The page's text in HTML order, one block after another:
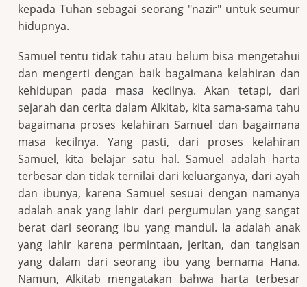
kepada Tuhan sebagai seorang "nazir" untuk seumur
hidupnya.
Samuel tentu tidak tahu atau belum bisa mengetahui
dan mengerti dengan baik bagaimana kelahiran dan
kehidupan pada masa kecilnya. Akan tetapi, dari
sejarah dan cerita dalam Alkitab, kita sama-sama tahu
bagaimana proses kelahiran Samuel dan bagaimana
masa kecilnya. Yang pasti, dari proses kelahiran
Samuel, kita belajar satu hal. Samuel adalah harta
terbesar dan tidak ternilai dari keluarganya, dari ayah
dan ibunya, karena Samuel sesuai dengan namanya
adalah anak yang lahir dari pergumulan yang sangat
berat dari seorang ibu yang mandul. Ia adalah anak
yang lahir karena permintaan, jeritan, dan tangisan
yang dalam dari seorang ibu yang bernama Hana.
Namun, Alkitab mengatakan bahwa harta terbesar